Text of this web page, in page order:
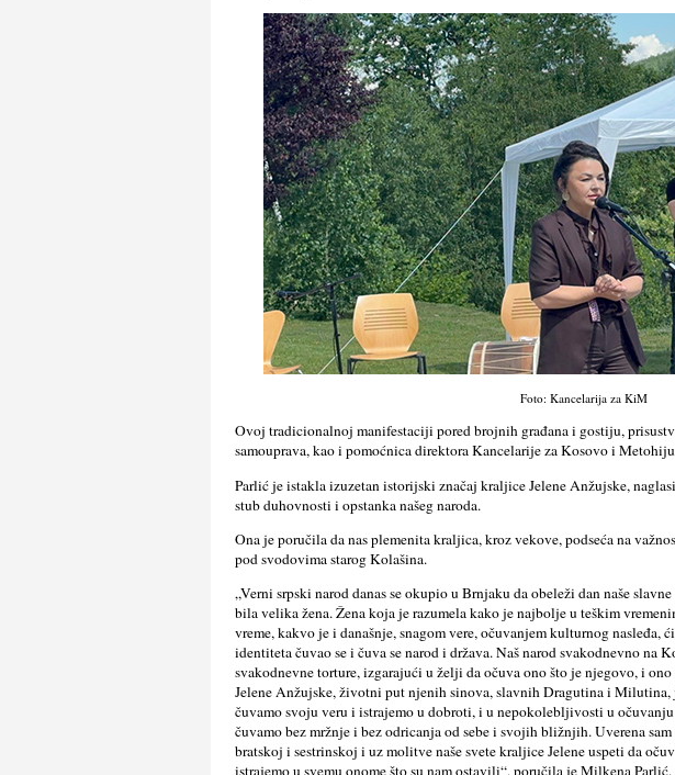
Foto: Kancelarija za KiM
Ovoj tradicionalnoj manifestaciji pored brojnih građana i gostiju,
samouprava, kao i pomoćnica direktora Kancelarije za Kosovo i
Parlić je istakla izuzetan istorijski značaj kraljice Jelene Anžujske,
stub duhovnosti i opstanka našeg naroda.
Ona je poručila da nas plemenita kraljica, kroz vekove, podseća na
pod svodovima starog Kolašina.
„Verni srpski narod danas se okupio u Brnjaku da obeleži dan naše
bila velika žena. Žena koja je razumela kako je najbolje u teškim
vreme, kakvo je i današnje, snagom vere, očuvanjem kulturnog nasleđa,
identiteta čuvao se i čuva se narod i država. Naš narod svakodnevno
svakodnevne torture, izgarajući u želji da očuva ono što je njegovo, i
Jelene Anžujske, životni put njenih sinova, slavnih Dragutina i Milutina,
čuvamo svoju veru i istrajemo u dobroti, i u nepokolebljivosti u
čuvamo bez mržnje i bez odricanja od sebe i svojih bližnjih. Uverena
bratskoj i sestrinskoj i uz molitve naše svete kraljice Jelene uspeti da